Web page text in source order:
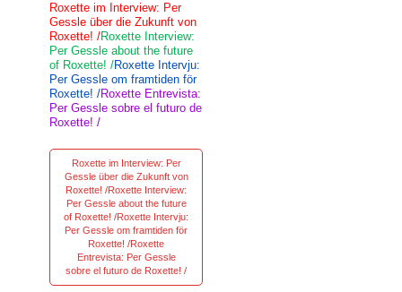
Roxette im Interview: Per
Gessle über die Zukunft von
Roxette! /Roxette Interview:
Per Gessle about the future
of Roxette! /Roxette Intervju:
Per Gessle om framtiden för
Roxette! /Roxette Entrevista:
Per Gessle sobre el futuro de
Roxette! /
Roxette im Interview: Per
Gessle über die Zukunft von
Roxette! /Roxette Interview:
Per Gessle about the future
of Roxette! /Roxette Intervju:
Per Gessle om framtiden för
Roxette! /Roxette
Entrevista: Per Gessle
sobre el futuro de Roxette! /